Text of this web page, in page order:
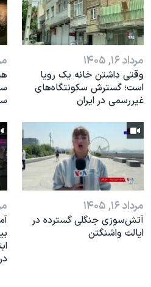
مرداد ۱۶, ۱۴۰۵
وقتی داشتن خانه یک رویا
است؛ گسترش سکونتگاه‌های
غیررسمی در ایران
مرداد ۱۶, ۱۴۰۵
آتش‌سوزی جنگلی گسترده در
ایالت واشنگتن